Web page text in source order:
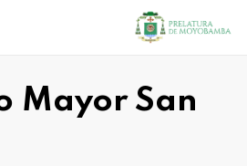
Mayor San